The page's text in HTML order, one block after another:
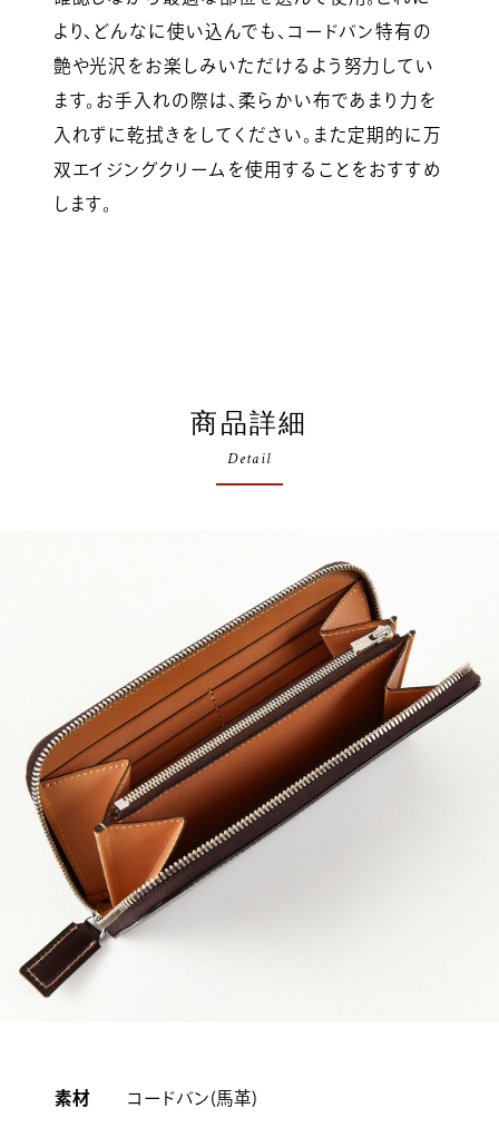
より、どんなに使い込んでも、コードバン特有の
艶や光沢をお楽しみいただけるよう努力してい
ます。お手入れの際は、柔らかい布であまり力を
入れずに乾拭きをしてください。また定期的に万
双エイジングクリームを使用することをおすすめ
します。
商品詳細
Detail
素材 コードバン(馬革)